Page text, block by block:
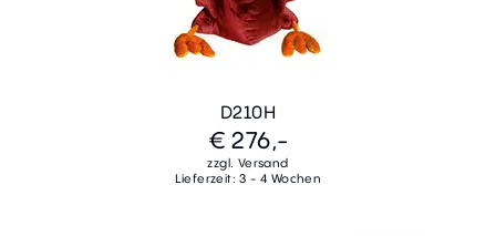
D210H
€ 276,-
zzgl. Versand
Lieferzeit: 3 - 4 Wochen